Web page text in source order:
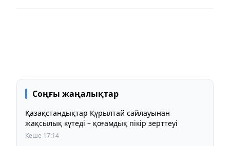
Соңғы жаңалықтар
Қазақстандықтар Құрылтай сайлауынан
жақсылық күтеді – қоғамдық пікір зерттеуі
Кеше 17:14